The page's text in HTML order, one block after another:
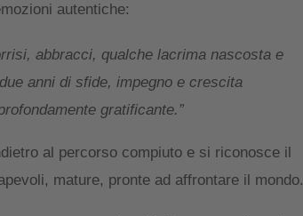
autentiche:
abbracci, qualche lacrima nascosta e
anni di sfide, impegno e crescita
gratificante.”
al percorso compiuto e si riconosce il
mature, pronte ad affrontare il mondo.